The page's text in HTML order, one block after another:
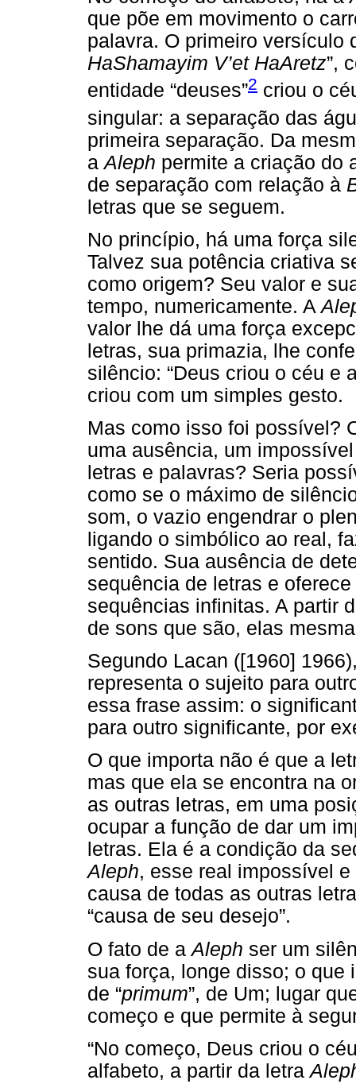
que põe em movimento o
palavra. O primeiro versículo
HaShamayim V’et HaAretz”,
entidade “deuses”2 criou o
singular: a separação das
primeira separação. Da
aAleph permite a criação do
de separação com relação à
letras que se seguem.
No princípio, há uma força
Talvez sua potência criativa
como origem? Seu valor e
tempo, numericamente. A
valor lhe dá uma força
letras, sua primazia, lhe
silêncio: “Deus criou o céu e
criou com um simples gesto.
Mas como isso foi possível?
uma ausência, um
letras e palavras? Seria
como se o máximo de
som, o vazio engendrar o
ligando o simbólico ao real,
sentido. Sua ausência de
sequência de letras e
sequências infinitas. A partir
de sons que são, elas
Segundo Lacan ([1960]
representa o sujeito para
essa frase assim: o
para outro significante, por
O que importa não é que a
mas que ela se encontra na
as outras letras, em uma
ocupar a função de dar um
letras. Ela é a condição da
Aleph, esse real impossível
causa de todas as outras
“causa de seu desejo”.
O fato de aAleph ser um
sua força, longe disso; o que
de “primum”, de Um; lugar
começo e que permite à
“No começo, Deus criou o
alfabeto, a partir da letra